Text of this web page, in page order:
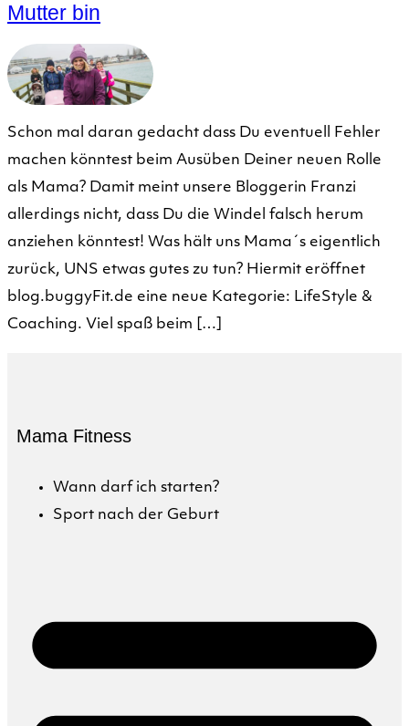
Mutter bin
Schon mal daran gedacht dass Du eventuell Fehler
machen könntest beim Ausüben Deiner neuen Rolle
als Mama? Damit meint unsere Bloggerin Franzi
allerdings nicht, dass Du die Windel falsch herum
anziehen könntest! Was hält uns Mama´s eigentlich
zurück, UNS etwas gutes zu tun? Hiermit eröffnet
blog.buggyFit.de eine neue Kategorie: LifeStyle &
Coaching. Viel spaß beim […]
Mama Fitness
Wann darf ich starten?
Sport nach der Geburt